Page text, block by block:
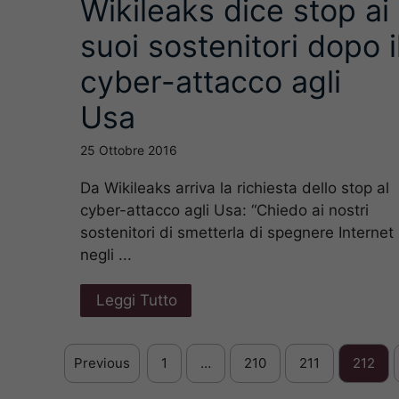
Wikileaks dice stop ai
suoi sostenitori dopo
cyber-attacco agli
Usa
25 Ottobre 2016
Da Wikileaks arriva la richiesta dello stop al
cyber-attacco agli Usa: “Chiedo ai nostri
sostenitori di smetterla di spegnere Internet
negli ...
Leggi Tutto
Previous 1 … 210 211 212